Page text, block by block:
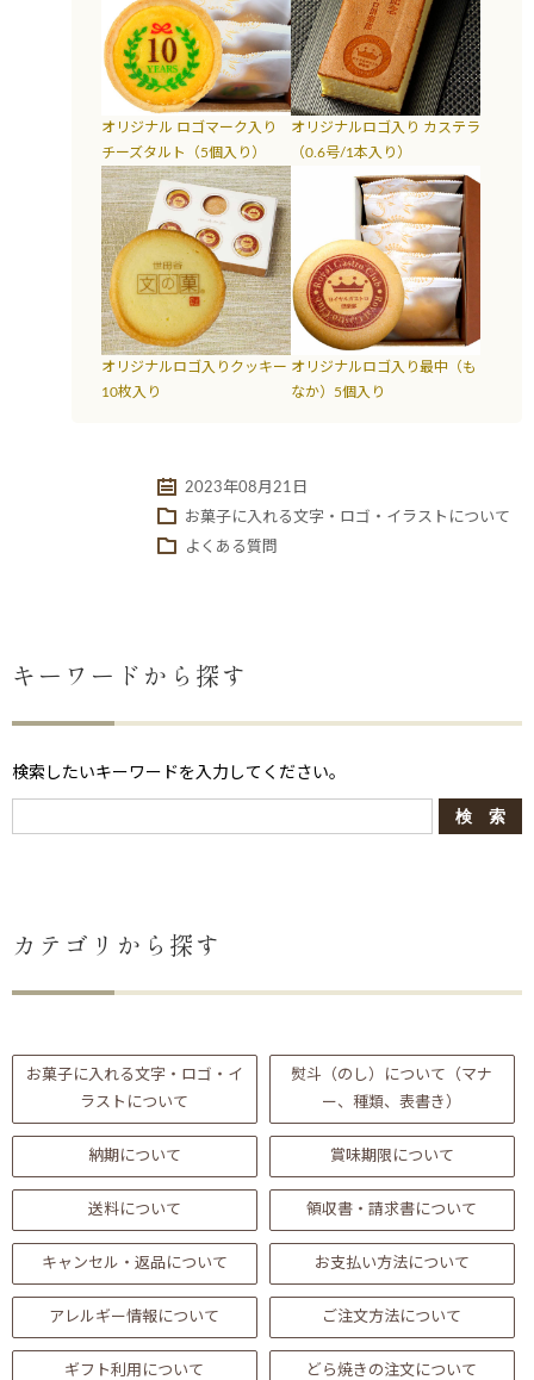
オリジナル ロゴマーク入り
チーズタルト（5個入り）
オリジナルロゴ入り カステラ
（0.6号/1本入り）
オリジナルロゴ入りクッキー
10枚入り
オリジナルロゴ入り最中（も
なか）5個入り
2023年08月21日
お菓子に入れる文字・ロゴ・イラストについて
よくある質問
キーワードから探す
検索したいキーワードを入力してください。
カテゴリから探す
お菓子に入れる文字・ロゴ・イ
ラストについて
熨斗（のし）について（マナ
ー、種類、表書き）
納期について 賞味期限について
送料について 領収書・請求書について
キャンセル・返品について お支払い方法について
アレルギー情報について ご注文方法について
ギフト利用について どら焼きの注文について